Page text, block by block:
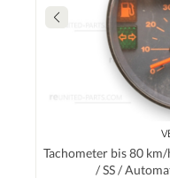
Tachometer bis 80
/ SS /